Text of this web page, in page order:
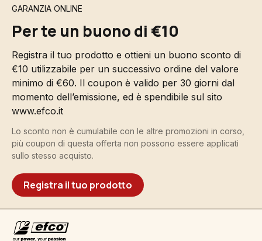
GARANZIA ONLINE
Per te un buono di €10
Registra il tuo prodotto e ottieni un buono sconto di
€10 utilizzabile per un successivo ordine del valore
minimo di €60. Il coupon è valido per 30 giorni dal
momento dell’emissione, ed è spendibile sul sito
www.efco.it
Lo sconto non è cumulabile con le altre promozioni in corso,
più coupon di questa offerta non possono essere applicati
sullo stesso acquisto.
Registra il tuo prodotto